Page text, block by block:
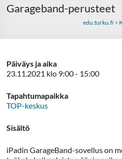
Garageband-perusteet
edu.turku.fi >
Päiväys ja aika
23.11.2021 klo 9:00 - 15:00
Tapahtumapaikka
TOP-keskus
Sisältö
iPadin GarageBand-sovellus on